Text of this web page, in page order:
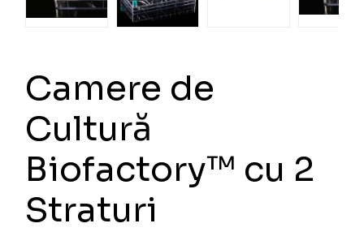
Camere de
Cultură
Biofactory™ cu 2
Straturi